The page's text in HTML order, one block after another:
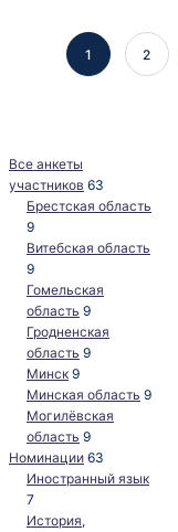
Пагинация
1 2
Все анкеты
участников 63
Брестская область
9
Витебская область
9
Гомельская
область 9
Гродненская
область 9
Минск 9
Минская область 9
Могилёвская
область 9
Номинации 63
Иностранный язык
7
История,